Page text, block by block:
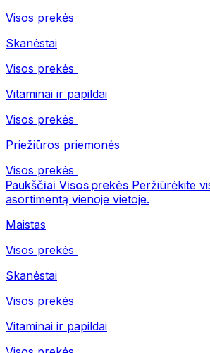
Visos prekės
Skanėstai
Visos prekės
Vitaminai ir papildai
Visos prekės
Priežiūros priemonės
Visos prekės
Paukščiai Visos prekės Peržiūrėkite
asortimentą vienoje vietoje.
Maistas
Visos prekės
Skanėstai
Visos prekės
Vitaminai ir papildai